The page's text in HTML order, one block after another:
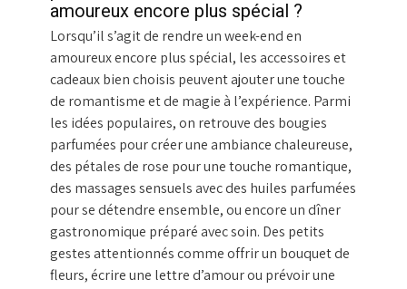
amoureux encore plus spécial ?
Lorsqu’il s’agit de rendre un week-end en
amoureux encore plus spécial, les accessoires et
cadeaux bien choisis peuvent ajouter une touche
de romantisme et de magie à l’expérience. Parmi
les idées populaires, on retrouve des bougies
parfumées pour créer une ambiance chaleureuse,
des pétales de rose pour une touche romantique,
des massages sensuels avec des huiles parfumées
pour se détendre ensemble, ou encore un dîner
gastronomique préparé avec soin. Des petits
gestes attentionnés comme offrir un bouquet de
fleurs, écrire une lettre d’amour ou prévoir une